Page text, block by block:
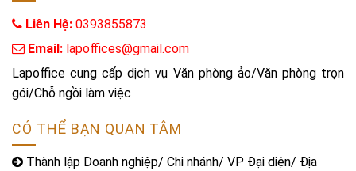
Liên Hệ: 0393855873
Email: lapoffices@gmail.com
Lapoffice cung cấp dịch vụ Văn phòng ảo/Văn phòng trọn
gói/Chỗ ngồi làm việc
CÓ THỂ BẠN QUAN TÂM
Thành lập Doanh nghiệp/ Chi nhánh/ VP Đại diện/ Địa